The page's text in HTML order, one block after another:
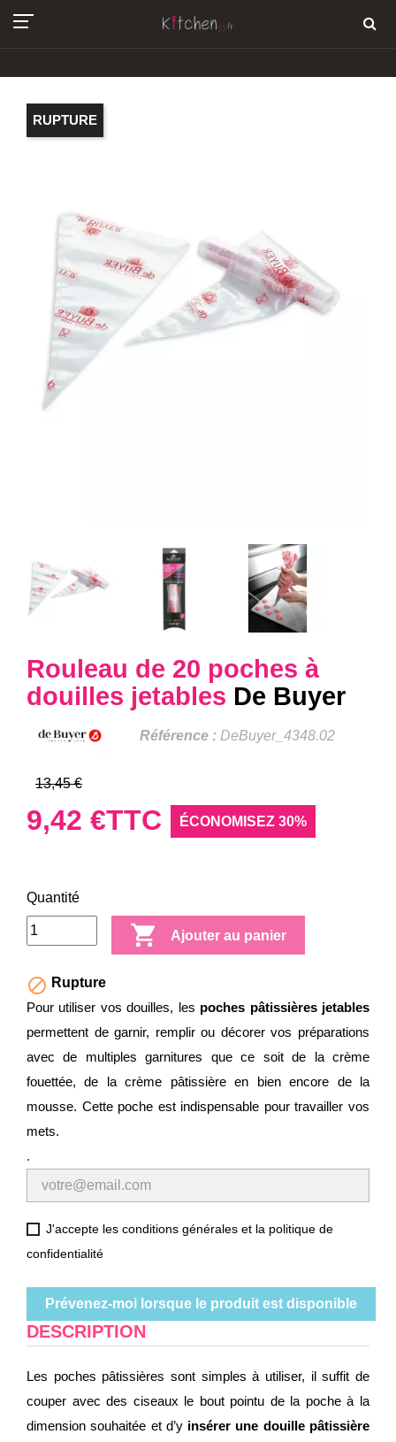
RUPTURE
Rouleau de 20 poches à
douilles jetables De Buyer
Référence : DeBuyer_4348.02
13,45 €
9,42 €TTC ÉCONOMISEZ 30%
Quantité
 Ajouter au panier
 Rupture
Pour utiliser vos douilles, les poches pâtissières jetables
permettent de garnir, remplir ou décorer vos préparations
avec de multiples garnitures que ce soit de la crème
fouettée, de la crème pâtissière en bien encore de la
mousse. Cette poche est indispensable pour travailler vos
mets.
.
J'accepte les conditions générales et la politique de
confidentialité
Prévenez-moi lorsque le produit est disponible
DESCRIPTION
Les poches pâtissières sont simples à utiliser, il suffit de
couper avec des ciseaux le bout pointu de la poche à la
dimension souhaitée et d’y insérer une douille pâtissière